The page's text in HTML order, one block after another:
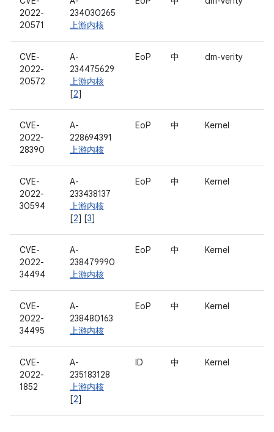
2022-
20571
234030265
上游内核
CVE-
2022-
20572
A-
234475629
上游内核
[2]
EoP 中 dm-verity
CVE-
2022-
28390
A-
228694391
上游内核
EoP 中 Kernel
CVE-
2022-
30594
A-
233438137
上游内核
[2] [3]
EoP 中 Kernel
CVE-
2022-
34494
A-
238479990
上游内核
EoP 中 Kernel
CVE-
2022-
34495
A-
238480163
上游内核
EoP 中 Kernel
CVE-
2022-
1852
A-
235183128
上游内核
[2]
ID 中 Kernel